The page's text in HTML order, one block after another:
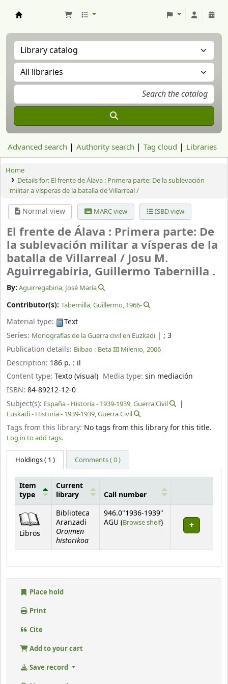
Advanced search Authority search Tag cloud Libraries
Home
Details for: El frente de Álava : Primera parte: De la sublevación
militar a vísperas de la batalla de Villarreal /
Normal view MARC view ISBD view
El frente de Álava : Primera parte: De
la sublevación militar a vísperas de la
batalla de Villarreal / Josu M.
Aguirregabiria, Guillermo Tabernilla .
By: Aguirregabiria, José María
Contributor(s): Tabernilla, Guillermo, 1966-
Material type:
Text
Series: Monografías de la Guerra civil en Euzkadi | ; 3
Publication details: Bilbao : Beta III Milenio, 2006
Description: 186 p. : il
Content type: Texto (visual) Media type:sin mediación
ISBN: 84-89212-12-0
Subject(s): España - Historia - 1939-1939, Guerra Civil
Euskadi - Historia - 1939-1939, Guerra Civil
Tags from this library: No tags from this library for this title.
Log in to add tags.
Holdings( 1 ) Comments ( 0 )
Item
type
Current
library
Call number
Libros
Biblioteca
Aranzadi
Oroimen
historikoa
946.0"1936-1939"
AGU (Browse shelf(Opens below)
)
Place hold
Print
Cite
Add to your cart
Save record